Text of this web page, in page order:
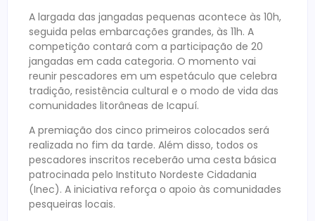
A largada das jangadas pequenas acontece às 10h,
seguida pelas embarcações grandes, às 11h. A
competição contará com a participação de 20
jangadas em cada categoria. O momento vai
reunir pescadores em um espetáculo que celebra
tradição, resistência cultural e o modo de vida das
comunidades litorâneas de Icapuí.
A premiação dos cinco primeiros colocados será
realizada no fim da tarde. Além disso, todos os
pescadores inscritos receberão uma cesta básica
patrocinada pelo Instituto Nordeste Cidadania
(Inec). A iniciativa reforça o apoio às comunidades
pesqueiras locais.